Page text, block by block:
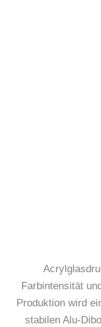
Farbintensität
Produktion wird
stabilen Alu-